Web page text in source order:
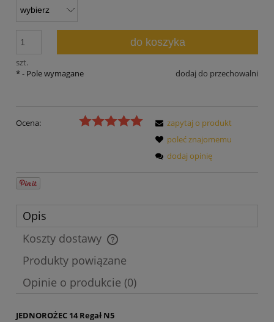
szt.
do koszyka
dodaj do przechowalni
*- Pole wymagane
Ocena:
zapytaj o produkt
poleć znajomemu
dodaj opinię
Opis
Koszty dostawy
Cena nie zawiera ewentualnych kosztów płatności
Produkty powiązane
Opinie o produkcie (0)
JEDNOROŻEC 14 Regał N5